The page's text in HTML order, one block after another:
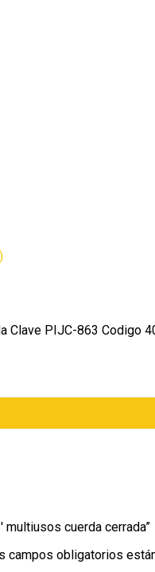
Clave PIJC-863 Codigo
cuerda cerrada”
campos obligatorios